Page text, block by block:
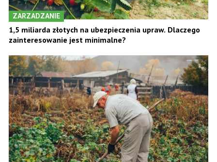
ZARZADZANIE
1,5 miliarda złotych na ubezpieczenia upraw. Dlaczego
zainteresowanie jest minimalne?